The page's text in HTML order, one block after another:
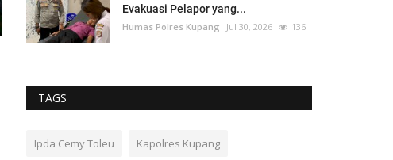
Evakuasi Pelapor yang...
Humas Polres Kupang Jul 30, 2026 136
TAGS
Ipda Cemy Toleu Kapolres Kupang